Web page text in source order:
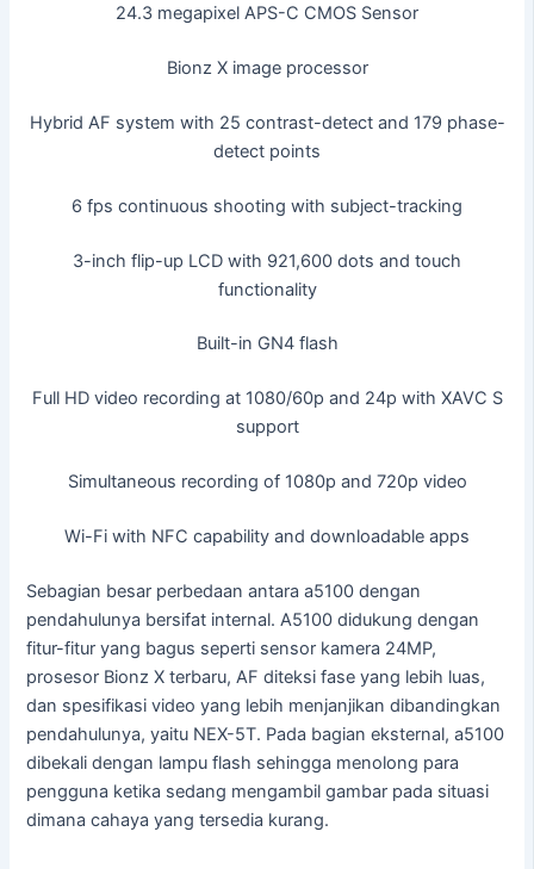
24.3 megapixel APS-C CMOS Sensor
Bionz X image processor
Hybrid AF system with 25 contrast-detect and 179 phase-
detect points
6 fps continuous shooting with subject-tracking
3-inch flip-up LCD with 921,600 dots and touch
functionality
Built-in GN4 flash
Full HD video recording at 1080/60p and 24p with XAVC S
support
Simultaneous recording of 1080p and 720p video
Wi-Fi with NFC capability and downloadable apps
Sebagian besar perbedaan antara a5100 dengan
pendahulunya bersifat internal. A5100 didukung dengan
fitur-fitur yang bagus seperti sensor kamera 24MP,
prosesor Bionz X terbaru, AF diteksi fase yang lebih luas,
dan spesifikasi video yang lebih menjanjikan dibandingkan
pendahulunya, yaitu NEX-5T. Pada bagian eksternal, a5100
dibekali dengan lampu flash sehingga menolong para
pengguna ketika sedang mengambil gambar pada situasi
dimana cahaya yang tersedia kurang.